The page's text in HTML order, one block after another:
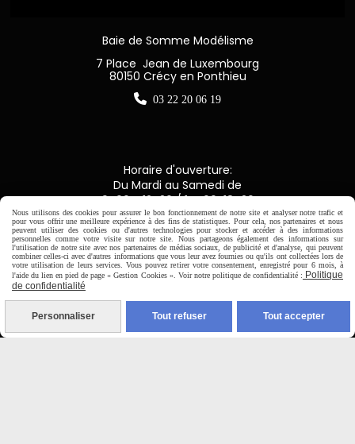
Baie de Somme Modélisme
7 Place Jean de Luxembourg
80150 Crécy en Ponthieu
 03 22 20 06 19
Horaire d'ouverture:
Du Mardi au Samedi de
9H00 - 12H30 / 14H00-18H30

Paiement sécurisé
CB Crédit Agricole
Virement bancaire
Nous utilisons des cookies pour assurer le bon fonctionnement de notre site et analyser notre trafic et
pour vous offrir une meilleure expérience à des fins de statistiques. Pour cela, nos partenaires et nous
peuvent utiliser des cookies ou d'autres technologies pour stocker et accéder à des informations
personnelles comme votre visite sur notre site. Nous partageons également des informations sur
l'utilisation de notre site avec nos partenaires de médias sociaux, de publicité et d'analyse, qui peuvent
combiner celles-ci avec d'autres informations que vous leur avez fournies ou qu'ils ont collectées lors de
votre utilisation de leurs services. Vous pouvez retirer votre consentement, enregistré pour 6 mois, à
l'aide du lien en pied de page « Gestion Cookies ». Voir notre politique de confidentialité : Politique
de confidentialité
Personnaliser Tout refuser Tout accepter